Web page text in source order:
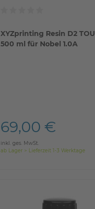
XYZprinting Resin D2
500 ml für Nobel 1.0A
69,00 €
inkl. ges. MwSt.
ab Lager > Lieferzeit 1-3 Werktage